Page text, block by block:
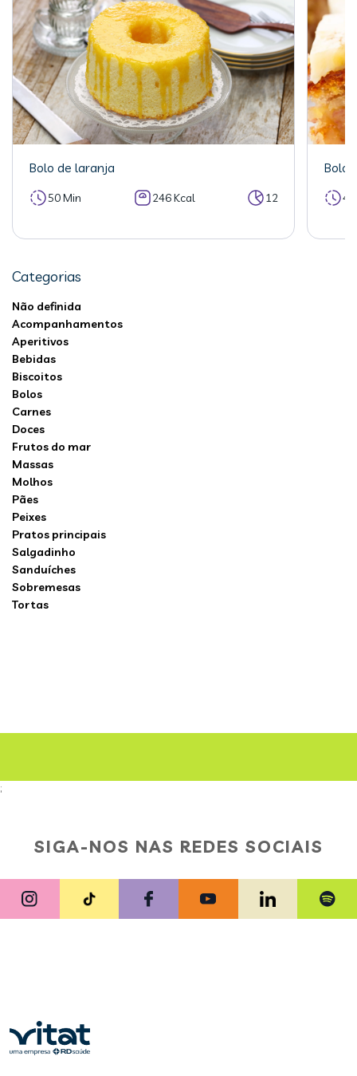
Bolo de laranja
50 Min 246 Kcal 12
Bolo
Categorias
Não definida
Acompanhamentos
Aperitivos
Bebidas
Biscoitos
Bolos
Carnes
Doces
Frutos do mar
Massas
Molhos
Pães
Peixes
Pratos principais
Salgadinho
Sanduíches
Sobremesas
Tortas
;
SIGA-NOS NAS REDES SOCIAIS